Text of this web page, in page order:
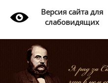
Версия сайта для
слабовидящих